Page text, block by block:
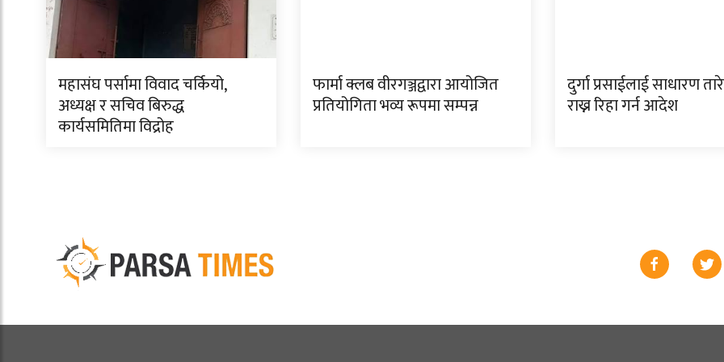
महासंघ पर्सामा विवाद चर्कियो,
अध्यक्ष र सचिव बिरुद्ध
कार्यसमितिमा विद्रोह
फार्मा क्लब वीरगञ्जद्वारा आयोजित
प्रतियोगिता भव्य रूपमा सम्पन्न
दुर्गा प्रसाईलाई साधारण
राख्न रिहा गर्न आदेश